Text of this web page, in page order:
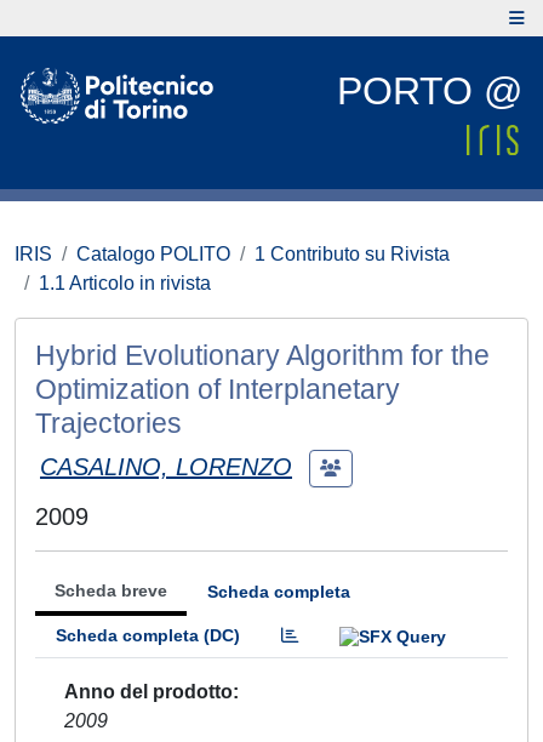
PORTO @
IRIS Catalogo POLITO
1 Contributo su Rivista
1.1 Articolo in rivista
Hybrid Evolutionary Algorithm for the
Optimization of Interplanetary
Trajectories
CASALINO, LORENZO
2009
Scheda breve Scheda completa
Scheda completa (DC)
Anno del prodotto
2009